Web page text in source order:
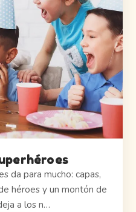
da para mucho: capas,
héroes y un montón de
a los n…